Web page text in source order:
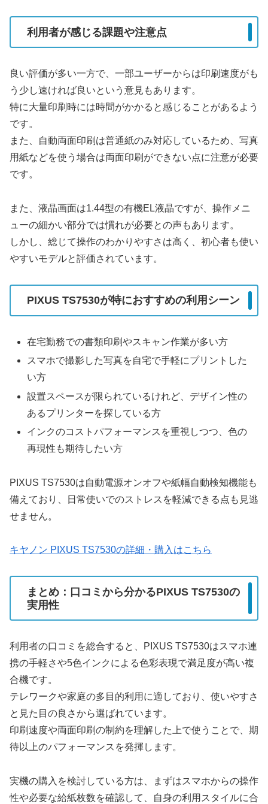
利用者が感じる課題や注意点
良い評価が多い一方で、一部ユーザーからは印刷速度がも
う少し速ければ良いという意見もあります。
特に大量印刷時には時間がかかると感じることがあるよう
です。
また、自動両面印刷は普通紙のみ対応しているため、写真
用紙などを使う場合は両面印刷ができない点に注意が必要
です。
また、液晶画面は1.44型の有機EL液晶ですが、操作メニ
ューの細かい部分では慣れが必要との声もあります。
しかし、総じて操作のわかりやすさは高く、初心者も使い
やすいモデルと評価されています。
PIXUS TS7530が特におすすめの利用シーン
在宅勤務での書類印刷やスキャン作業が多い方
スマホで撮影した写真を自宅で手軽にプリントした
い方
設置スペースが限られているけれど、デザイン性の
あるプリンターを探している方
インクのコストパフォーマンスを重視しつつ、色の
再現性も期待したい方
PIXUS TS7530は自動電源オンオフや紙幅自動検知機能も
備えており、日常使いでのストレスを軽減できる点も見逃
せません。
キヤノン PIXUS TS7530の詳細・購入はこちら
まとめ：口コミから分かるPIXUS TS7530の
実用性
利用者の口コミを総合すると、PIXUS TS7530はスマホ連
携の手軽さや5色インクによる色彩表現で満足度が高い複
合機です。
テレワークや家庭の多目的利用に適しており、使いやすさ
と見た目の良さから選ばれています。
印刷速度や両面印刷の制約を理解した上で使うことで、期
待以上のパフォーマンスを発揮します。
実機の購入を検討している方は、まずはスマホからの操作
性や必要な給紙枚数を確認して、自身の利用スタイルに合